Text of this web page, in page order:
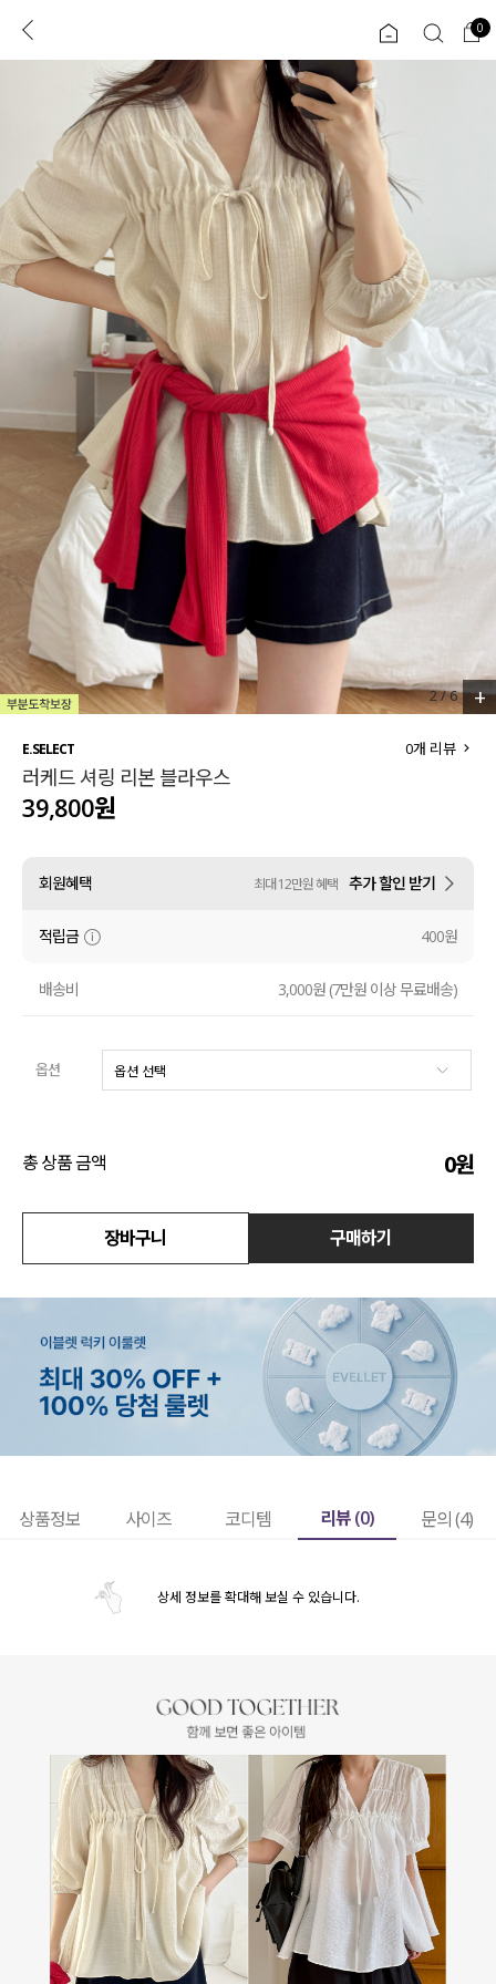
로그인 0
ENG
TW
JP
리뷰 & 혜택 플러스핏 회원혜택
CATEGORY COMMUNITY
도착보장⚡
인플루언서 pick!
MADE
세트할인 ~30%
하객룩
살안타템
110사이즈
티셔츠
셔츠
원피스
니트
ALL
익스클루시브
아우터
티셔츠
니트
블라우스
팬츠
0
2/6 +
E.SELECT
러케드 셔링 리본 블라우스
0개 리뷰
39,800원
회원혜택 최대 12만원 혜택 추가 할인 받기
적립금 400원
배송비 3,000원 (7만원 이상 무료배송)
옵션
총 상품 금액 0원
장바구니 구매하기
상품정보 사이즈 코디템 리뷰 (0) 문의 (4)
상세 정보를 확대해 보실 수 있습니다.